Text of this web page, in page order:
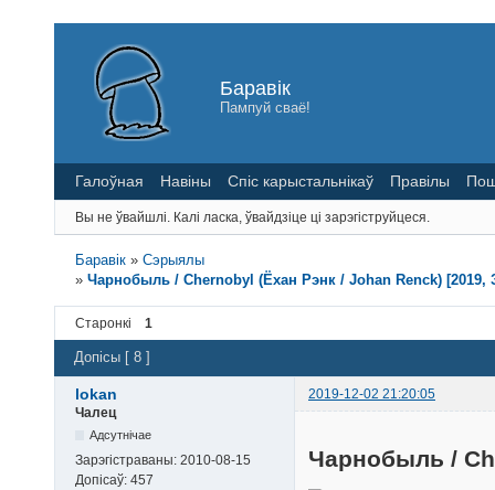
Баравік
Пампуй сваё!
Галоўная Навіны Спіс карыстальнікаў Правілы
Вы не ўвайшлі. Калі ласка, ўвайдзіце ці зарэгіструйцеся.
Баравік »Сэрыялы
»Чарнобыль / Chernobyl (Ёхан Рэнк / Johan Renck)
Старонкі 1
Допісы [ 8 ]
lokan
2019-12-02 21:20:05
Чалец
Адсутнічае
Зарэгістраваны: 2010-08-15
Допісаў: 457
Чарнобыль /